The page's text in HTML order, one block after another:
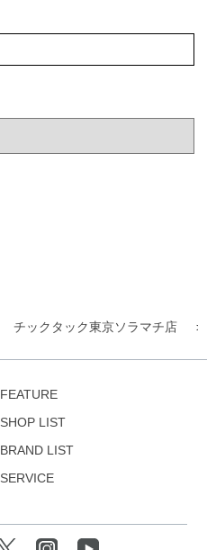
チックタック東京ソラマチ店
FEATURE
SHOP LIST
BRAND LIST
SERVICE